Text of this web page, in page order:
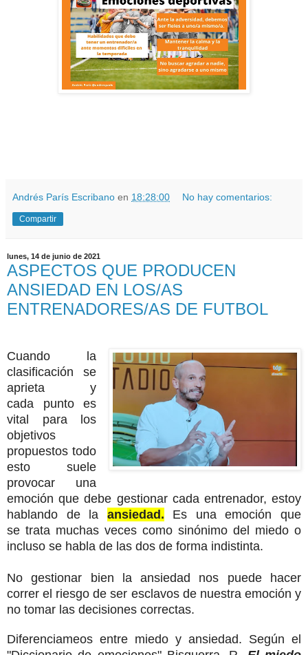
Andrés París Escribano en 18:28:00 No hay comentarios:
Compartir
lunes, 14 de junio de 2021
ASPECTOS QUE PRODUCEN
ANSIEDAD EN LOS/AS
ENTRENADORES/AS DE FUTBOL
Cuando la
clasificación se
aprieta y
cada punto es
vital para los
objetivos
propuestos todo
esto suele
provocar una
emoción que debe gestionar cada entrenador, estoy
hablando de la ansiedad. Es una emoción que
se trata muchas veces como sinónimo del miedo o
incluso se habla de las dos de forma indistinta.
No gestionar bien la ansiedad nos puede hacer
correr el riesgo de ser esclavos de nuestra emoción y
no tomar las decisiones correctas.
Diferenciameos entre miedo y ansiedad. Según el